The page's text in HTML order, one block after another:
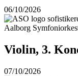
06/10/2026
Aalborg
Violin, 3.
07/10/2026